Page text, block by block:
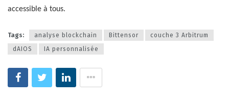
accessible à tous.
Tags: analyse blockchain Bittensor
couche 3 Arbitrum
dAIOS
IA personnalisée